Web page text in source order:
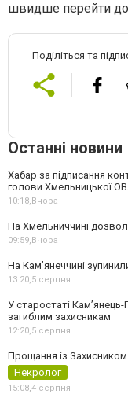
швидше перейти до
Поділіться та
Останні новини
Хабар за підписання
голови Хмельницької
10:18,Вчора
На Хмельниччині
09:59,Вчора
На Камʼянеччині
13:20,5 серпня
У старостаті
загиблим захисникам
12:20,5 серпня
Прощання із Захисником
Некролог
15:08,4 серпня